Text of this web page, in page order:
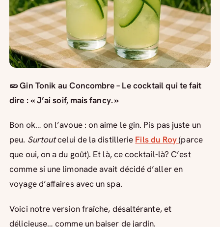
🥒 Gin Tonik au Concombre – Le cocktail qui te fait
dire : « J’ai soif, mais fancy. »
Bon ok… on l’avoue : on aime le gin. Pis pas juste un
peu. Surtoutcelui de la distillerie Fils du Roy(parce
que oui, on a du goût). Et là, ce cocktail-là? C’est
comme si une limonade avait décidé d’aller en
voyage d’affaires avec un spa.
Voici notre version fraîche, désaltérante, et
délicieuse… comme un baiser de jardin.